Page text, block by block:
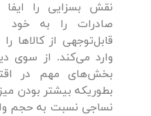
صادرات را به
قابل‌توجهی از کالاها
وارد می‌کند. از سوی
بخش‌های مهم در
بطوریکه بیشتر بودن
نساجی نسبت به حجم